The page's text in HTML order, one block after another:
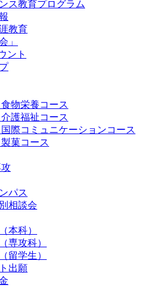
ス教育プログラム
教育
」
ント
物栄養コース
護福祉コース
際コミュニケーションコース
菓コース
パス
相談会
本科）
専攻科）
留学生）
出願